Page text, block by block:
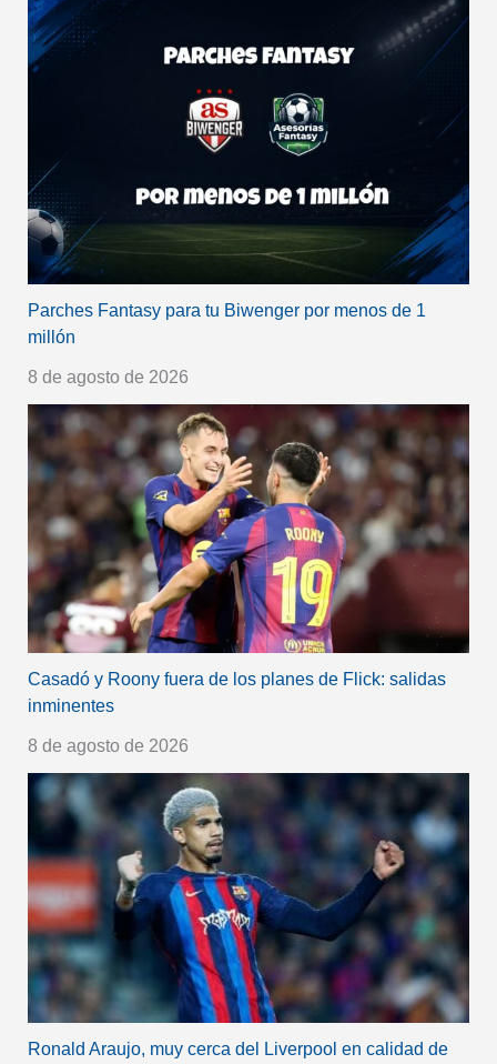
Parches Fantasy para tu Biwenger por menos de 1
millón
8 de agosto de 2026
Casadó y Roony fuera de los planes de Flick: salidas
inminentes
8 de agosto de 2026
Ronald Araujo, muy cerca del Liverpool en calidad de